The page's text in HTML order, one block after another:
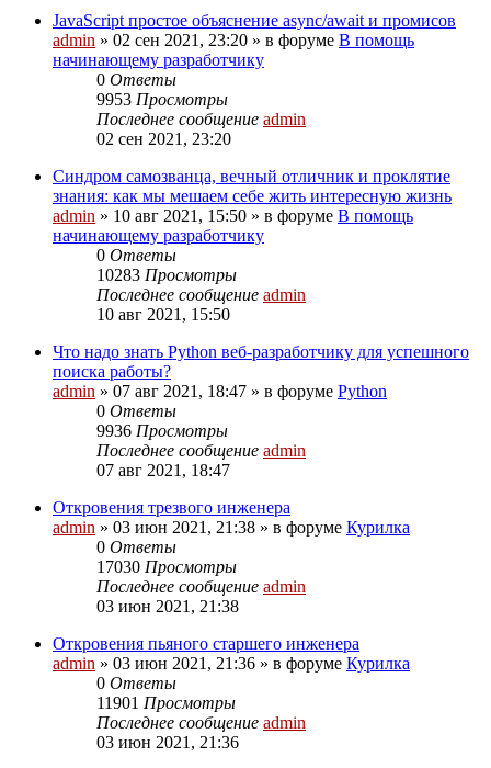
JavaScript простое объяснение async/await и промисов
admin » 02 сен 2021, 23:20 » в форуме В помощь
начинающему разработчику
0 Ответы
9953 Просмотры
Последнее сообщение admin
02 сен 2021, 23:20
Cиндром самозванца, вечный отличник и проклятие
знания: как мы мешаем себе жить интересную жизнь
admin » 10 авг 2021, 15:50 » в форуме В помощь
начинающему разработчику
0 Ответы
10283 Просмотры
Последнее сообщение admin
10 авг 2021, 15:50
Что надо знать Python веб-разработчику для успешного
поиска работы?
admin » 07 авг 2021, 18:47 » в форуме Python
0 Ответы
9936 Просмотры
Последнее сообщение admin
07 авг 2021, 18:47
Откровения трезвого инженера
admin » 03 июн 2021, 21:38 » в форуме Курилка
0 Ответы
17030 Просмотры
Последнее сообщение admin
03 июн 2021, 21:38
Откровения пьяного старшего инженера
admin » 03 июн 2021, 21:36 » в форуме Курилка
0 Ответы
11901 Просмотры
Последнее сообщение admin
03 июн 2021, 21:36